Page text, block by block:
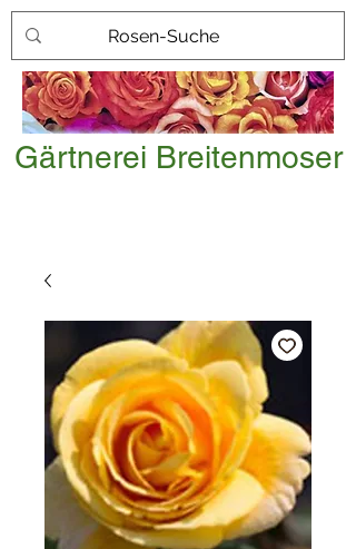
Gärtnerei Breitenmoser